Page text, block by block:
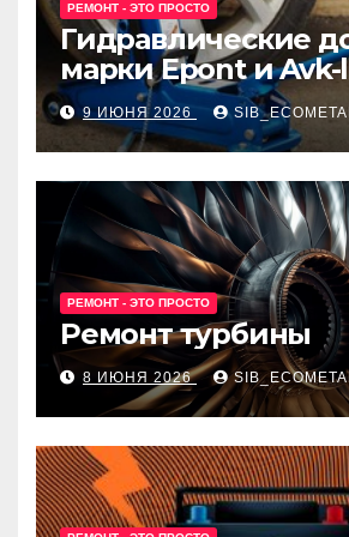
РЕМОНТ - ЭТО ПРОСТО
Гидравлические
марки Epont и
9 ИЮНЯ 2026
РЕМОНТ - ЭТО ПРОСТО
Ремонт турбины
8 ИЮНЯ 2026